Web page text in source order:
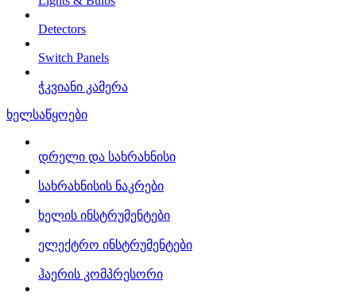
Detectors
Switch Panels
ჭკვიანი კამერა
ხელსაწყოები
დრელი და სახრახნისი
სახრახნისის ნაკრები
ხელის ინსტრუმენტები
ელექტრო ინსტრუმენტები
ჰაერის კომპრესორი